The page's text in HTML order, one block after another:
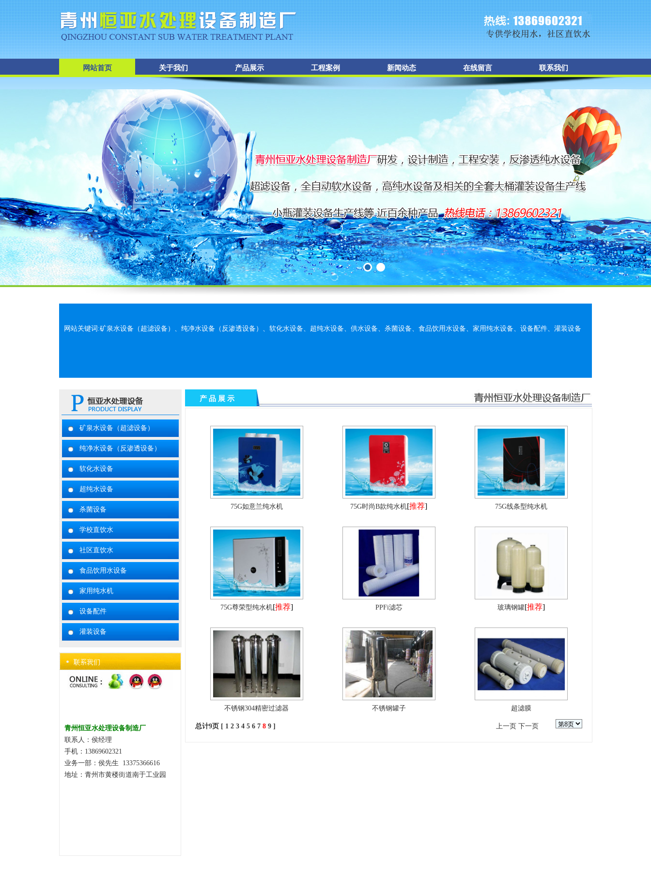
网站首页 关于我们 产品展示 工程案例 新闻动态 在线留言 联系我们
网站关键词:矿泉水设备（超滤设备）、纯净水设备（反渗透设备）、软化水设备、超纯水设备、供水设备、杀菌设备、食品饮用水设备、家用纯水设备、设备配件、灌装设备
矿泉水设备（超滤设备）
纯净水设备（反渗透设备）
软化水设备
超纯水设备
杀菌设备
学校直饮水
社区直饮水
食品饮用水设备
家用纯水机
设备配件
灌装设备
青州恒亚水处理设备制造厂
联系人：侯经理
手机：13869602321
业务一部：侯先生 13375366616
地址：青州市黄楼街道南于工业园
产 品 展 示
75G如意兰纯水机 75G时尚B款纯水机[推荐] 75G线条型纯水机
75G尊荣型纯水机[推荐] PPFi滤芯 玻璃钢罐[推荐]
不锈钢304精密过滤器 不锈钢罐子 超滤膜
总计9页 [ 1 2 3 4 5 6 7 8 9 ] 上一页 下一页